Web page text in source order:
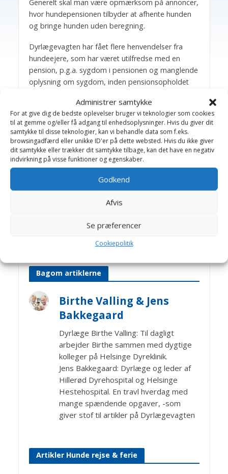
Administrer samtykke
For at give dig de bedste oplevelser bruger vi teknologier som cookies
til at gemme og/eller få adgang til enhedsoplysninger. Hvis du giver dit
samtykke til disse teknologier, kan vi behandle data som f.eks.
browsingadfærd eller unikke ID'er på dette websted. Hvis du ikke giver
dit samtykke eller trækker dit samtykke tilbage, kan det have en negativ
indvirkning på visse funktioner og egenskaber.
Godkend
Afvis
Se præferencer
Cookiepolitik
Generelt skal man være opmærksom på annoncer,
hvor hundepensionen tilbyder at afhente hunden
og bringe hunden uden beregning.
Dyrlægevagten har fået flere henvendelser fra
hundeejere, som har været utilfredse med en
pension, p.g.a. sygdom i pensionen og manglende
oplysning om sygdom, inden pensionsopholdet
Når man planlægger ferien, er det derfor
nødvendigt, at sikre sig en hundepension, hvor
man ved, at tingene er i orden, og hvor man ved,
hunden har det godt, mens man selv nyder ferien.
I forbindelse med skolernes ferier, er der som
regel mere pres på pensionerne, hvorfor det
gælder om at være i god tid med en
pensionsaftale, således at alt er klaret inden ferien
Generelt gælder det,- er man utilfreds med en
pension, så prøv en anden!
Bagom artiklerne
Birthe Valling & Jens
Bakkegaard
Dyrlæge Birthe Valling: Til dagligt
arbejder Birthe sammen med dygtige
kolleger på Helsinge Dyreklinik.
Jens Bakkegaard: Dyrlæge og leder af
Hillerød Dyrehospital og Helsinge
Hestehospital. En travl hverdag med
mange spændende opgaver, -som
giver stof til artikler på Dyrlægevagten
Artikler Hunde rejse & ferie